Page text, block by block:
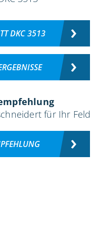
DKC 3513
für Ihr Feld